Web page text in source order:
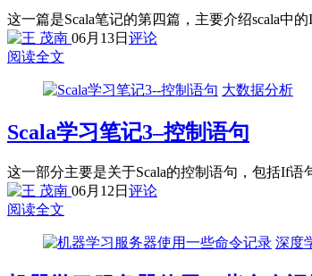
这一篇是Scala笔记的第四篇，主要介绍scala中的
06月13日 评论
阅读全文
大数据分析
Scala学习笔记3–控制语句
这一部分主要是关于Scala的控制语句，包括If语
06月12日 评论
阅读全文
深度